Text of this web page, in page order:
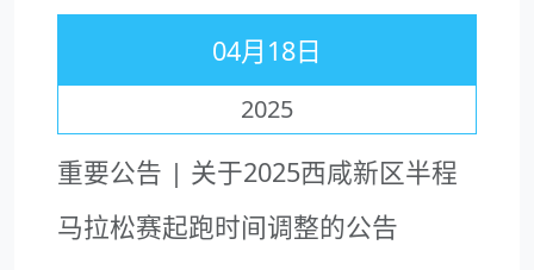
04月18日
2025
重要公告 | 关于2025西咸新区半程
马拉松赛起跑时间调整的公告